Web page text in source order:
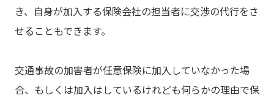
き、自身が加入する保険会社の担当者に交渉の代行をさ
せることもできます。
交通事故の加害者が任意保険に加入していなかった場
合、もしくは加入はしているけれども何らかの理由で保